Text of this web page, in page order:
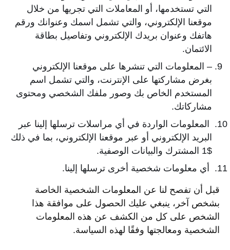
التي تستخدمها، أو المعاملات التي تجريها من خلال
موقعنا الإلكتروني، والتي تشمل اسمك وعنوانك ورقم
هاتفك وعنوان بريدك الإلكتروني وتفاصيل بطاقة
الائتمان.
– المعلومات التي تنشرها على موقعنا الإلكتروني
بغرض مشاركتها على الإنترنت، والتي تشمل اسم
المستخدم الخاص بك وصور ملفك الشخصي ومحتوى
مشاركاتك.
المعلومات الواردة في أي مراسلات ترسلها إلينا عبر
البريد الإلكتروني أو عبر موقعنا الإلكتروني، بما في ذلك
$1 المشترك والبيانات الوصفية.
أي معلومات شخصية أخرى ترسلها إلينا.
قبل أن تفصح لنا عن المعلومات الشخصية الخاصة
بشخص آخر، ينبغي عليك الحصول على موافقة هذا
الشخص على كل من الكشف عن هذه المعلومات
الشخصية ومعالجتها وفقًا لهذه السياسة.